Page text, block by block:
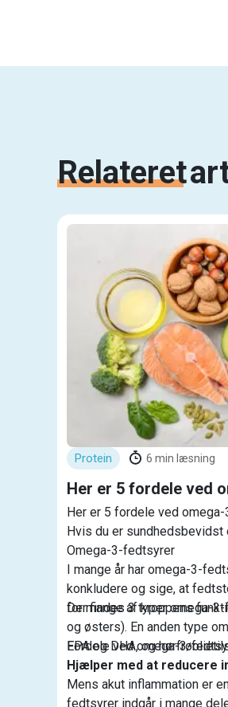
Relateret
Protein 6 min læsning
Her er 5 fordele ved
Her er 5 fordele ved
Hvis du er
Omega-3-fedtsyrer
I mange år har omega-3-
konkludere og sige, at
for mange af kroppens
Der findes 3 typer omega-
og østers). En anden type
EPA og DHA, og
Fordele ved omega-3-
Hjælper med at reducere
Mens akut inflammation er
fedtsyrer indgår i mange